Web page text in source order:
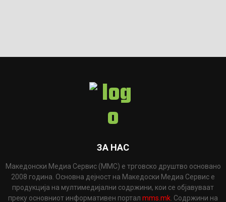
ЗА НАС
Македонски Медиа Сервис (ММС) е трговско друштво основано
2008 година. Основна дејност на Македоски Медиа Сервис е
продукција на мултимедијални содржини, кои се објавуваат
преку основниот информативен портал mms.mk . Содржини на